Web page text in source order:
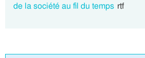
de la société au fil du temps rtf